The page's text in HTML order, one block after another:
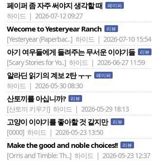
페이퍼 좀 자주 써야지 생각할 때 페이퍼
하이드 | 2026-07-12 09:27
Wecome to Yesteryear Ranch 리뷰
[Yesteryear (Paperbac..] 하이드 | 2026-07-10 15:54
아기 여우들에게 들려주는 무서운 이야기들 리뷰
[Scary Stories for Yo..] 하이드 | 2026-06-27 11:59
알라딘 읽기의 계보 2탄 ㅜㅜ 페이퍼
하이드 | 2026-05-30 08:30
산토끼를 아십니까? 리뷰
[산토끼 키우기] 하이드 | 2026-05-29 18:13
고양이 이야기를 좋아할 것 같지만 리뷰
[0000] 하이드 | 2026-05-23 13:50
Make the good and noble choices!! 리뷰
[Orris and Timble: Th..] 하이드 | 2026-05-23 12:37